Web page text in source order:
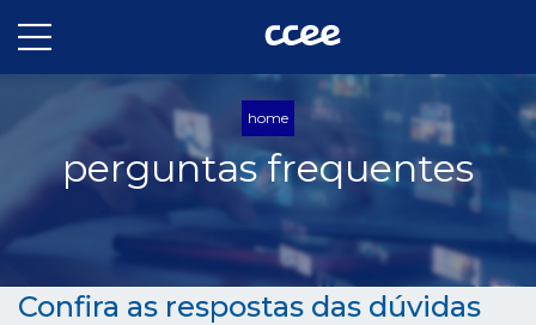
home
perguntas frequentes
Confira as respostas das dúvidas